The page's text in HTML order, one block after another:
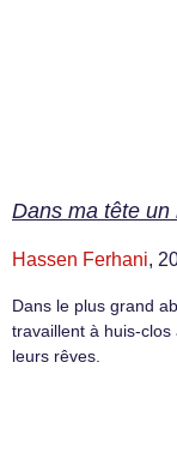
Dans ma tête un
Hassen Ferhani,
Dans le plus grand
travaillent à huis-
leurs rêves.